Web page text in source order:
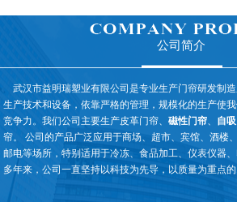
公司简介
武汉市益明瑞塑业有限公司是专业生产门帘研发制
生产技术和设备，依靠严格的管理，规模化的生产使
竞争力。我们公司主要生产皮革门帘、磁性门帘、 自
帘。 公司的产品广泛应用于商场、超市、宾馆、酒楼
邮电等场所，特别适用于冷冻、食品加工、仪表仪器
多年来，公司一直坚持以科技为先导，以质量为重点的